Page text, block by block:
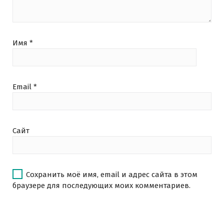
Имя *
Email *
Сайт
Сохранить моё имя, email и адрес сайта в этом
браузере для последующих моих комментариев.